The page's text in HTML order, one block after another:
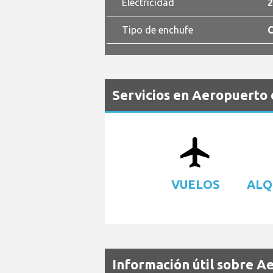
Electricidad
Tipo de enchufe
Servicios en Aeropuerto
airplanemode_active
VUELOS
Información útil sobre